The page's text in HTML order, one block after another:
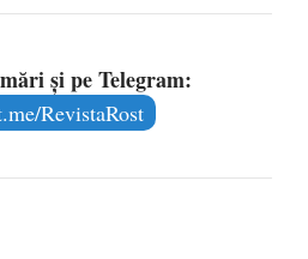
și pe Telegram:
RevistaRost